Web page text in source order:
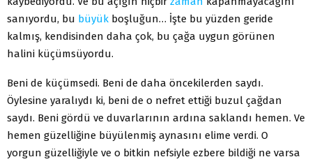
sanıyordu, bu büyük boşluğun… İşte bu yüzden geride
kalmış, kendisinden daha çok, bu çağa uygun görünen
halini küçümsüyordu.
Beni de küçümsedi. Beni de daha öncekilerden saydı.
Öylesine yaralıydı ki, beni de o nefret ettiği buzul çağdan
saydı. Beni gördü ve duvarlarının ardına saklandı hemen. Ve
hemen güzelliğine büyülenmiş aynasını elime verdi. O
yorgun güzelliğiyle ve o bitkin nefsiyle ezbere bildiği ne varsa